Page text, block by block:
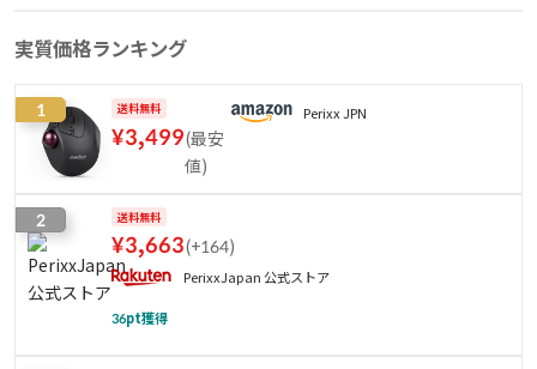
実質価格ランキング
1 送料無料
¥3,499(最安
値)
Perixx JPN
2 送料無料
¥3,663(+164)
PerixxJapan 公式ストア
36pt獲得